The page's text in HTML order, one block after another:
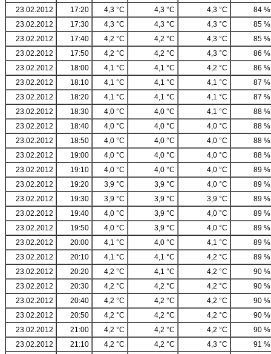
23.02.2012
17:20 4,3 °C 4,3 °C 4,3 °C
84 %
23.02.2012
17:30 4,3 °C 4,3 °C 4,3 °C
85 %
23.02.2012
17:40 4,2 °C 4,2 °C 4,3 °C
85 %
23.02.2012
17:50 4,2 °C 4,2 °C 4,3 °C
86 %
23.02.2012
18:00 4,1 °C 4,1 °C 4,2 °C
86 %
23.02.2012
18:10 4,1 °C 4,1 °C 4,1 °C
87 %
23.02.2012
18:20 4,1 °C 4,1 °C 4,1 °C
87 %
23.02.2012
18:30 4,0 °C 4,0 °C 4,1 °C
88 %
23.02.2012
18:40 4,0 °C 4,0 °C 4,0 °C
88 %
23.02.2012
18:50 4,0 °C 4,0 °C 4,0 °C
88 %
23.02.2012
19:00 4,0 °C 4,0 °C 4,0 °C
88 %
23.02.2012
19:10 4,0 °C 4,0 °C 4,0 °C
89 %
23.02.2012
19:20 3,9 °C 3,9 °C 4,0 °C
89 %
23.02.2012
19:30 3,9 °C 3,9 °C 3,9 °C
89 %
23.02.2012
19:40 4,0 °C 3,9 °C 4,0 °C
89 %
23.02.2012
19:50 4,0 °C 3,9 °C 4,0 °C
89 %
23.02.2012
20:00 4,1 °C 4,0 °C 4,1 °C
89 %
23.02.2012
20:10 4,1 °C 4,1 °C 4,2 °C
89 %
23.02.2012
20:20 4,2 °C 4,1 °C 4,2 °C
90 %
23.02.2012
20:30 4,2 °C 4,2 °C 4,2 °C
90 %
23.02.2012
20:40 4,2 °C 4,2 °C 4,2 °C
90 %
23.02.2012
20:50 4,2 °C 4,2 °C 4,2 °C
90 %
23.02.2012
21:00 4,2 °C 4,2 °C 4,2 °C
90 %
23.02.2012
21:10 4,2 °C 4,2 °C 4,3 °C
91 %